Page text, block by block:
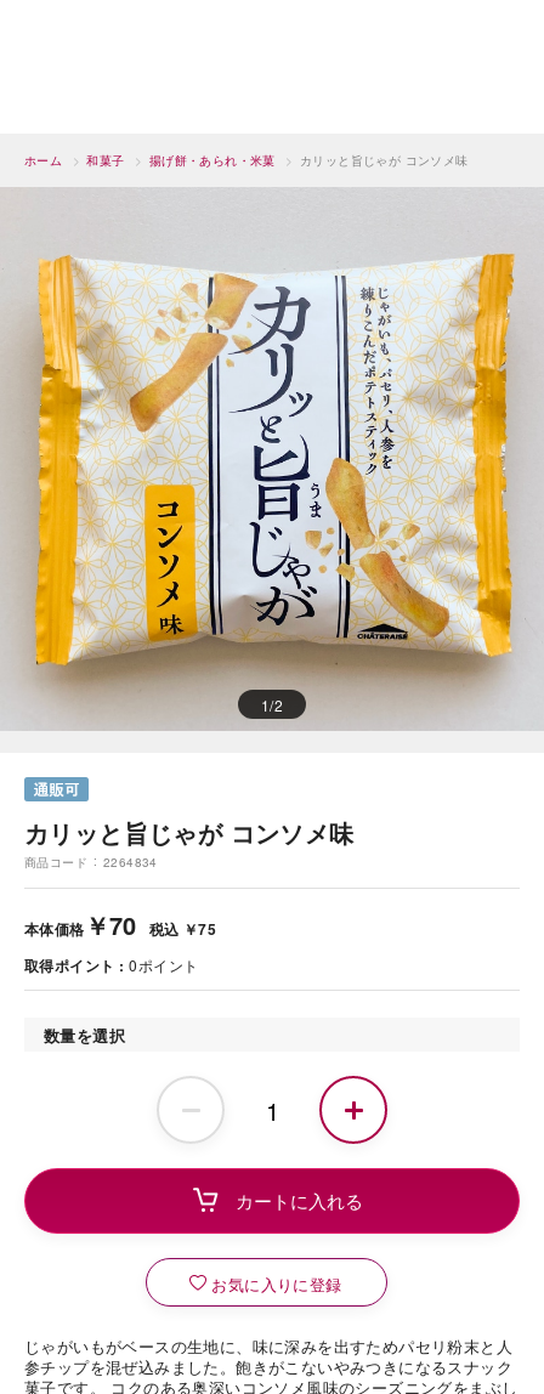
ホーム > 和菓子 > 揚げ餅・あられ・米菓 > カリッと旨じゃが コンソメ味
1/2
カリッと旨じゃが コンソメ味
商品コード 2264834
本体価格 ￥70
税込 ￥75
取得ポイント
0ポイント
数量を選択
お気に入りに登録
じゃがいもがベースの生地に、味に深みを出すためパセリ粉末と人
参チップを混ぜ込みました。飽きがこないやみつきになるスナック
菓子です。 コクのある奥深いコンソメ風味のシーズニングをまぶし